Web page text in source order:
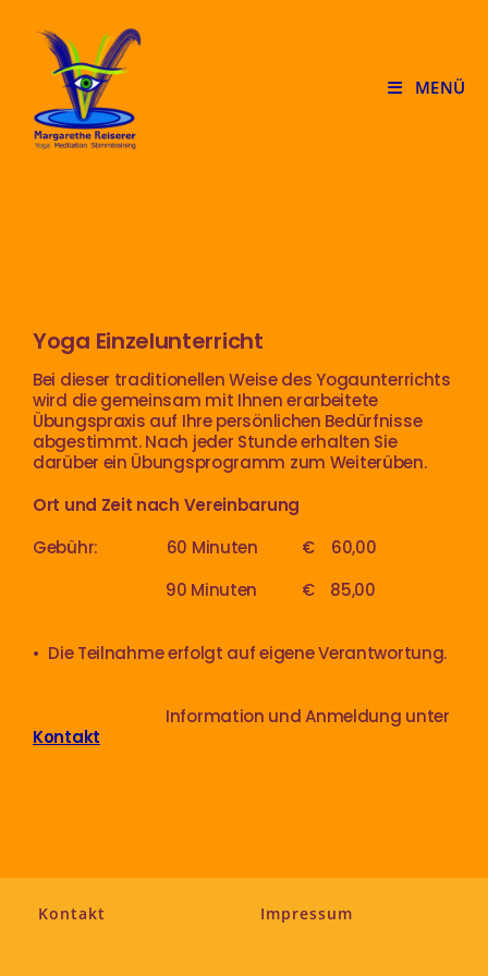
MENÜ
Yoga Einzelunterricht
Bei dieser traditionellen Weise des Yogaunterrichts
wird die gemeinsam mit Ihnen erarbeitete
Übungspraxis auf Ihre persönlichen Bedürfnisse
abgestimmt. Nach jeder Stunde erhalten Sie
darüber ein Übungsprogramm zum Weiterüben.
Ort und Zeit nach Vereinbarung
Gebühr: 60 Minuten € 60,00
90 Minuten € 85,00
• Die Teilnahme erfolgt auf eigene Verantwortung.
Information und Anmeldung unter
Kontakt
Kontakt Impressum